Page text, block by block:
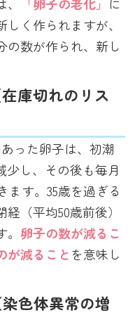
く作られますが、
の数が作られ、新し
庫切れのリス
った卵子は、初潮
少し、その後も毎月
ます。35歳を過ぎる
（平均50歳前後）
。卵子の数が減るこ
が減ること を意味し
色体異常の増